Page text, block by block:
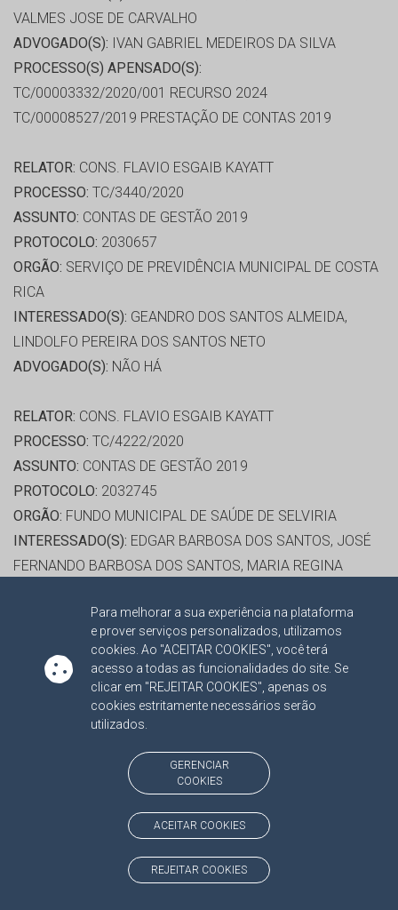
Para melhorar a sua experiência na plataforma
e prover serviços personalizados, utilizamos
cookies. Ao "ACEITAR COOKIES", você terá
acesso a todas as funcionalidades do site. Se
clicar em "REJEITAR COOKIES", apenas os
cookies estritamente necessários serão
utilizados.
GERENCIAR
COOKIES
ACEITAR COOKIES
REJEITAR COOKIES
VALMES JOSE DE CARVALHO
ADVOGADO(S): IVAN GABRIEL MEDEIROS DA SILVA
PROCESSO(S) APENSADO(S):
TC/00003332/2020/001 RECURSO 2024
TC/00008527/2019 PRESTAÇÃO DE CONTAS 2019
RELATOR: CONS. FLAVIO ESGAIB KAYATT
PROCESSO: TC/3440/2020
ASSUNTO: CONTAS DE GESTÃO 2019
PROTOCOLO: 2030657
ORGÃO: SERVIÇO DE PREVIDÊNCIA MUNICIPAL DE COSTA
RICA
INTERESSADO(S): GEANDRO DOS SANTOS ALMEIDA,
LINDOLFO PEREIRA DOS SANTOS NETO
ADVOGADO(S): NÃO HÁ
RELATOR: CONS. FLAVIO ESGAIB KAYATT
PROCESSO: TC/4222/2020
ASSUNTO: CONTAS DE GESTÃO 2019
PROTOCOLO: 2032745
ORGÃO: FUNDO MUNICIPAL DE SAÚDE DE SELVIRIA
INTERESSADO(S): EDGAR BARBOSA DOS SANTOS, JOSÉ
FERNANDO BARBOSA DOS SANTOS, MARIA REGINA
WILSON VARGAS RODRIGUES
ADVOGADO(S): NÃO HÁ
PROCESSO(S) APENSADO(S):
TC/00004222/2020/001 RECURSO 2019
TC/2455/2021
CONTAS DE GESTÃO 2020
2094186
CÂMARA MUNICIPAL DE SELVIRIA
JOSE CECILIO DA SILVA FILHO,